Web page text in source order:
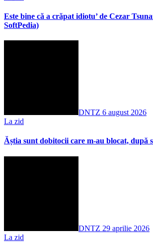
Este bine că a crăpat idiotu’ de Cezar
SoftPedia)
DNTZ 6 august 2026
La zid
Ăștia sunt dobitocii care m-au blocat, după
DNTZ 29 aprilie 2026
La zid